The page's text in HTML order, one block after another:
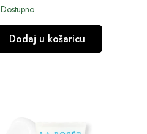
Dostupno
Dodaj u košaricu